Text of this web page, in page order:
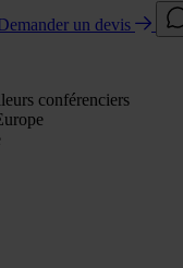
un devis
conférenciers